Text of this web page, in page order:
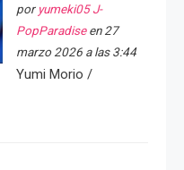
por yumeki05 J-
PopParadiseen 27
marzo 2026 a las 3:44
Yumi Morio /